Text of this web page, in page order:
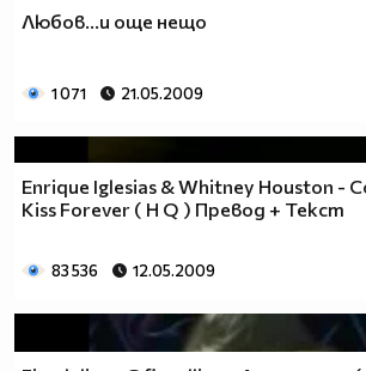
Любов...и още нещо
1 071 21.05.2009
Enrique Iglesias & Whitney Houston -
Kiss Forever ( H Q ) Превод + Текст
83 536 12.05.2009